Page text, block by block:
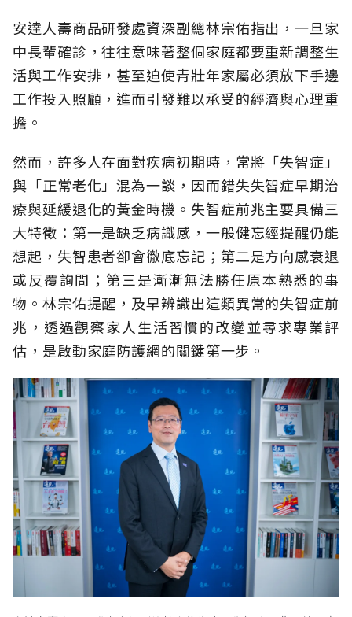
安達人壽商品研發處資深副總林宗佑指出，一旦家
中長輩確診，往往意味著整個家庭都要重新調整生
活與工作安排，甚至迫使青壯年家屬必須放下手邊
工作投入照顧，進而引發難以承受的經濟與心理重
擔。
然而，許多人在面對疾病初期時，常將「失智症」
與「正常老化」混為一談，因而錯失失智症早期治
療與延緩退化的黃金時機。失智症前兆主要具備三
大特徵：第一是缺乏病識感，一般健忘經提醒仍能
想起，失智患者卻會徹底忘記；第二是方向感衰退
或反覆詢問；第三是漸漸無法勝任原本熟悉的事
物。林宗佑提醒，及早辨識出這類異常的失智症前
兆，透過觀察家人生活習慣的改變並尋求專業評
估，是啟動家庭防護網的關鍵第一步。